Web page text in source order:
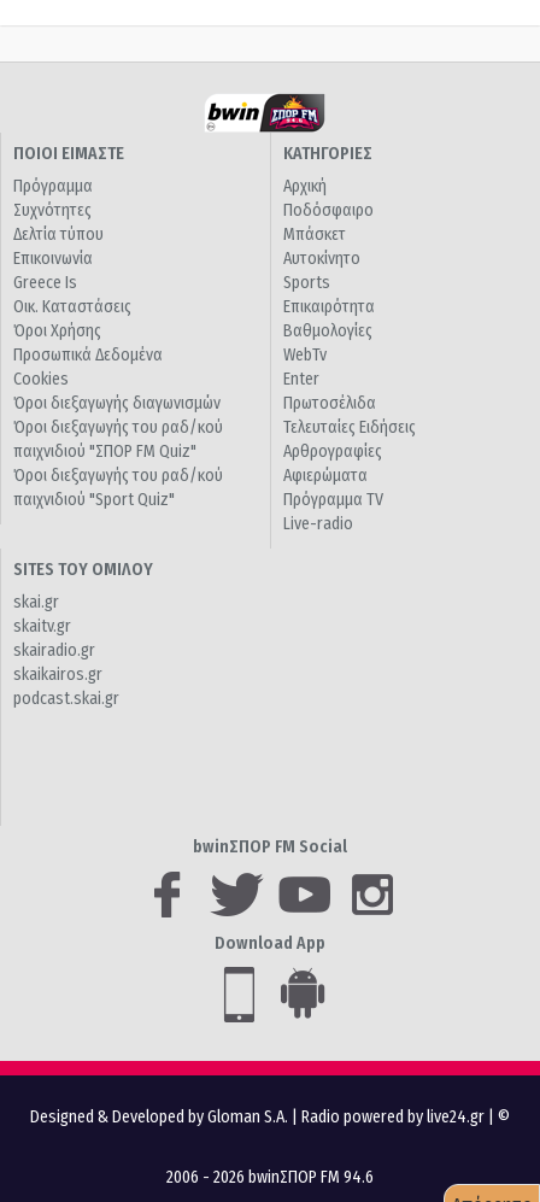
ΠΟΙΟΙ ΕΙΜΑΣΤΕ
Πρόγραμμα
Συχνότητες
Δελτία τύπου
Επικοινωνία
Greece Is
Οικ. Καταστάσεις
Όροι Χρήσης
Προσωπικά Δεδομένα
Cookies
Όροι διεξαγωγής διαγωνισμών
Όροι διεξαγωγής του ραδ/κού
παιχνιδιού "ΣΠΟΡ FM Quiz"
Όροι διεξαγωγής του ραδ/κού
παιχνιδιού "Sport Quiz"
ΚΑΤΗΓΟΡΙΕΣ
Αρχική
Ποδόσφαιρο
Μπάσκετ
Αυτοκίνητο
Sports
Επικαιρότητα
Βαθμολογίες
WebTv
Enter
Πρωτοσέλιδα
Τελευταίες Ειδήσεις
Αρθρογραφίες
Αφιερώματα
Πρόγραμμα TV
Live-radio
SITES ΤΟΥ ΟΜΙΛΟΥ
skai.gr
skaitv.gr
skairadio.gr
skaikairos.gr
podcast.skai.gr
bwinΣΠΟΡ FM Social
Download App
Designed & Developed by Gloman S.A. Radio powered by live24.gr | ©
2006 - 2026 bwinΣΠΟΡ FM 94.6